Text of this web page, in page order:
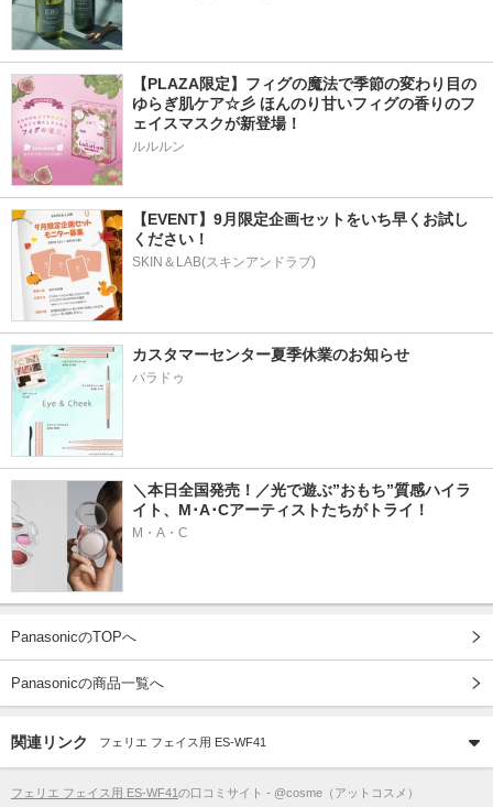
【PLAZA限定】フィグの魔法で季節の変わり目の
ゆらぎ肌ケア☆彡 ほんのり甘いフィグの香りのフ
ェイスマスクが新登場！
ルルルン
【EVENT】9月限定企画セットをいち早くお試し
ください！
SKIN＆LAB(スキンアンドラブ)
カスタマーセンター夏季休業のお知らせ
パラドゥ
＼本日全国発売！／光で遊ぶ”おもち”質感ハイラ
イト、M･A･Cアーティストたちがトライ！
M・A・C
PanasonicのTOPへ
Panasonicの商品一覧へ
関連リンク フェリエ フェイス用 ES-WF41
フェリエ フェイス用 ES-WF41の口コミサイト - @cosme（アットコスメ）